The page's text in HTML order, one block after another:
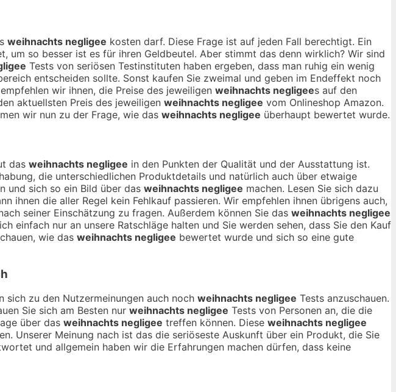
weihnachts negligee kosten darf. Diese Frage ist auf jeden Fall berechtigt. Ein
um so besser ist es für ihren Geldbeutel. Aber stimmt das denn wirklich? Wir sind
Tests von seriösen Testinstituten haben ergeben, dass man ruhig ein wenig
entscheiden sollte. Sonst kaufen Sie zweimal und geben im Endeffekt noch
wir ihnen, die Preise des jeweiligen weihnachts negligees auf den
aktuellsten Preis des jeweiligen weihnachts negligee vom Onlineshop Amazon.
wir nun zu der Frage, wie das weihnachts negligee überhaupt bewertet wurde.
das weihnachts negligee in den Punkten der Qualität und der Ausstattung ist.
die unterschiedlichen Produktdetails und natürlich auch über etwaige
und sich so ein Bild über das weihnachts negligee machen. Lesen Sie sich dazu
die aller Regel kein Fehlkauf passieren. Wir empfehlen ihnen übrigens auch,
seiner Einschätzung zu fragen. Außerdem können Sie das weihnachts negligee
einfach nur an unsere Ratschläge halten und Sie werden sehen, dass Sie den Kauf
wie das weihnachts negligee bewertet wurde und sich so eine gute
sich zu den Nutzermeinungen auch noch weihnachts negligee Tests anzuschauen.
Sie sich am Besten nur weihnachts negligee Tests von Personen an, die die
über das weihnachts negligee treffen können. Diese weihnachts negligee
Unserer Meinung nach ist das die seriöseste Auskunft über ein Produkt, die Sie
und allgemein haben wir die Erfahrungen machen dürfen, dass keine